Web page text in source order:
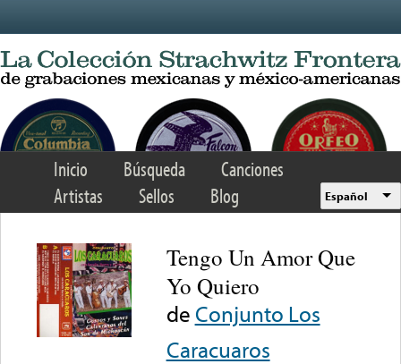
Inicio Búsqueda
Canciones
Artistas
Sellos Blog Español
Tengo Un Amor Que
Yo Quiero
de Conjunto Los
Caracuaros